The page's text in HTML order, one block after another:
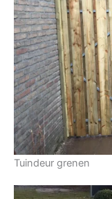
Tuindeur grenen